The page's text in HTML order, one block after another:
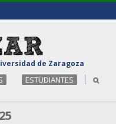
de Zaragoza
ESTUDIANTES